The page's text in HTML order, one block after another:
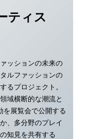
ティス
ッションの未来の
ルファッションの
るプロジェクト。
域横断的な潮流と
を展覧会で公開する
、多分野のプレイ
知見を共有する